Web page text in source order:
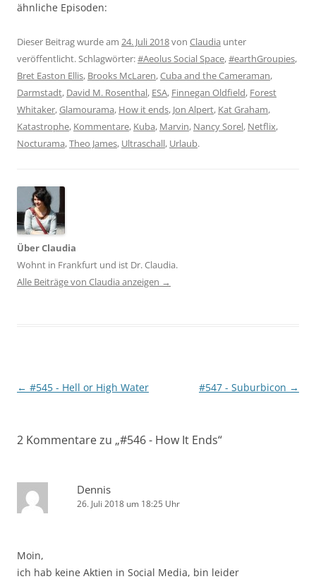
ähnliche Episoden:
Dieser Beitrag wurde am 24. Juli 2018von Claudia unter
veröffentlicht. Schlagwörter:#Aeolus Social Space,#earthGroupies,
Bret Easton Ellis, Brooks McLaren,Cuba and the Cameraman,
Darmstadt, David M. Rosenthal, ESA, Finnegan Oldfield, Forest
Whitaker,Glamourama, How it ends, Jon Alpert, Kat Graham,
Katastrophe, Kommentare, Kuba, Marvin, Nancy Sorel, Netflix,
Nocturama,Theo James, Ultraschall, Urlaub.
Über Claudia
Wohnt in Frankfurt und ist Dr. Claudia.
Alle Beiträge von Claudia anzeigen →
Beitragsnavigation
← #545 - Hell or High Water #547 - Suburbicon →
2 Kommentare zu „#546 - How It Ends“
Dennis
26. Juli 2018 um 18:25 Uhr
Moin,
ich hab keine Aktien in Social Media, bin leider